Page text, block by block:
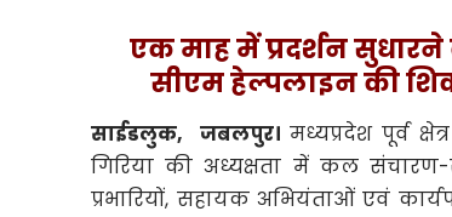
एक माह में प्रदर्शन सुधारने
सीएम हेल्पलाइन की
साईडलुक, जबलपुर। मध्यप्रदेश पूर्व
गिरिया की अध्यक्षता में कल
प्रभारियों, सहायक अभियंताओं एवं